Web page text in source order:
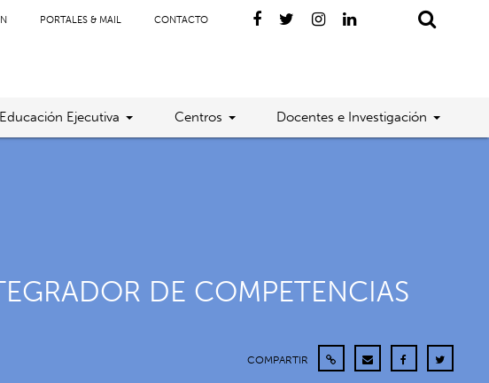
PORTALES & MAIL CONTACTO
Educación Ejecutiva Centros Docentes e Investigación
DE COMPETENCIAS
COMPARTIR